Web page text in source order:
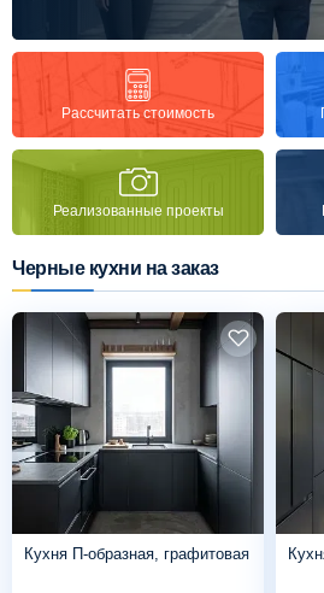
Каталог мебели на заказ
Оплата и доставка
Рассрочка и кредит
Схема работы
Акции и скидки
Портфолио
Видеоотзывы
Статьи
Рассчитать стоимость
Реализованные проекты
Черные кухни на заказ
Кухня П-образная, графитовая